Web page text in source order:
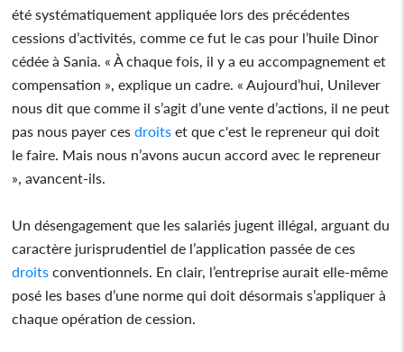
été systématiquement appliquée lors des précédentes
cessions d’activités, comme ce fut le cas pour l’huile Dinor
cédée à Sania. « À chaque fois, il y a eu accompagnement et
compensation », explique un cadre. « Aujourd’hui, Unilever
nous dit que comme il s’agit d’une vente d’actions, il ne peut
pas nous payer ces droits et que c'est le repreneur qui doit
le faire. Mais nous n’avons aucun accord avec le repreneur
», avancent-ils.
Un désengagement que les salariés jugent illégal, arguant du
caractère jurisprudentiel de l’application passée de ces
droits conventionnels. En clair, l’entreprise aurait elle-même
posé les bases d’une norme qui doit désormais s’appliquer à
chaque opération de cession.